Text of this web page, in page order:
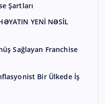
Şartları
YENİ NƏSİL
Sağlayan Franchise
Bir Ülkede İş